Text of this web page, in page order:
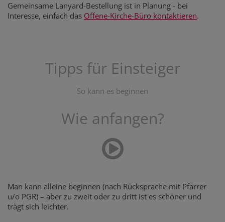
Gemeinsame Lanyard-Bestellung ist in Planung - bei
Interesse, einfach das Offene-Kirche-Büro kontaktieren.
Tipps für Einsteiger
So kann es beginnen
Wie anfangen?
Man kann alleine beginnen (nach Rücksprache mit Pfarrer
u/o PGR) – aber zu zweit oder zu dritt ist es schöner und
trägt sich leichter.